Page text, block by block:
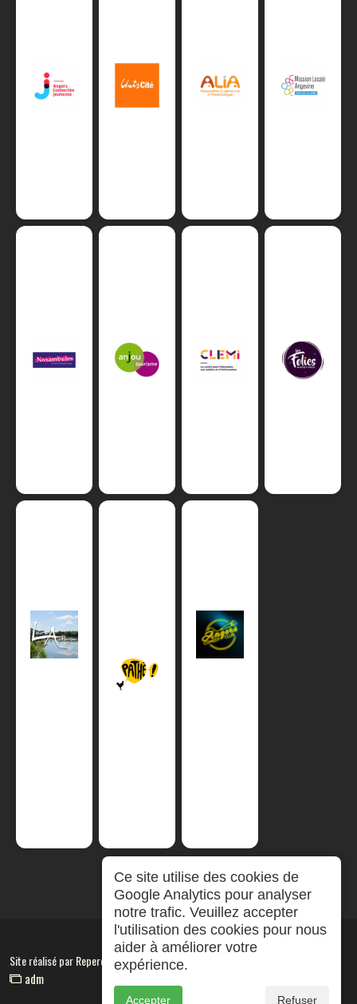
Site réalisé parRepereCom
adm
Ce site utilise des cookies de
Google Analytics pour analyser
notre trafic. Veuillez accepter
l'utilisation des cookies pour nous
aider à améliorer votre
expérience.
Accepter Refuser